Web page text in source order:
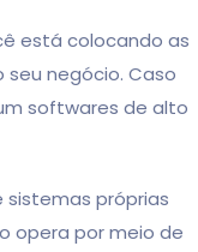
está colocando as
negócio. Caso
softwares de alto
sistemas próprias
opera por meio de